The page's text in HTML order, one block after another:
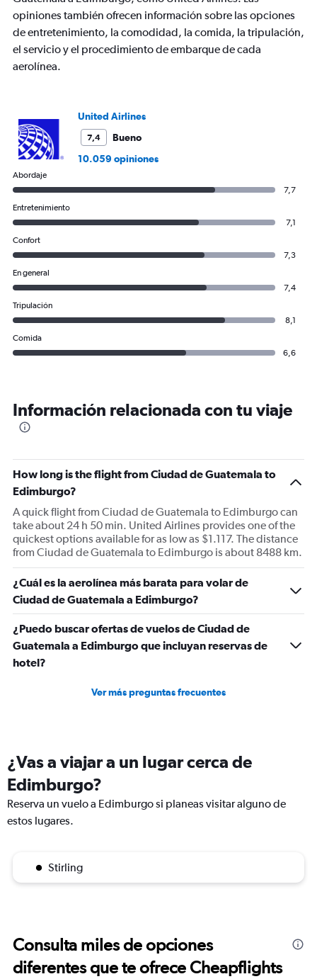
opiniones también ofrecen información sobre las opciones
de entretenimiento, la comodidad, la comida, la tripulación,
el servicio y el procedimiento de embarque de cada
aerolínea.
United Airlines
7,4
Bueno
10.059 opiniones
Abordaje
7,7
Entretenimiento
7,1
Confort
7,3
En general
7,4
Tripulación
8,1
Comida
6,6
Información relacionada con tu viaje
How long is the flight from Ciudad de Guatemala to
Edimburgo?
A quick flight from Ciudad de Guatemala to Edimburgo can
take about 24 h 50 min. United Airlines provides one of the
quickest options available for as low as $1.117. The distance
from Ciudad de Guatemala to Edimburgo is about 8488 km.
¿Cuál es la aerolínea más barata para volar de
Ciudad de Guatemala a Edimburgo?
¿Puedo buscar ofertas de vuelos de Ciudad de
Guatemala a Edimburgo que incluyan reservas de
hotel?
Ver más preguntas frecuentes
¿Vas a viajar a un lugar cerca de
Edimburgo?
Reserva un vuelo a Edimburgo si planeas visitar alguno de
estos lugares.
Stirling
Consulta miles de opciones
diferentes que te ofrece Cheapflights